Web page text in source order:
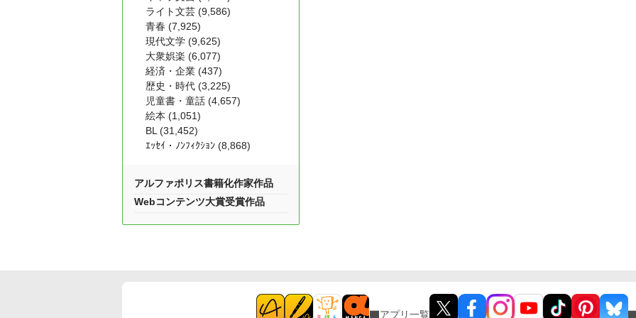
ライト文芸 (9,586)
青春 (7,925)
現代文学 (9,625)
大衆娯楽 (6,077)
経済・企業 (437)
歴史・時代 (3,225)
児童書・童話 (4,657)
絵本 (1,051)
BL (31,452)
ｴｯｾｲ・ﾉﾝﾌｨｸｼｮﾝ (8,868)
アルファポリス書籍化作家作品
Webコンテンツ大賞受賞作品
アプリ一覧